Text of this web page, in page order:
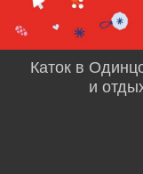
Каток в
и